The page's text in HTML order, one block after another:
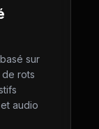
sur
rots
audio